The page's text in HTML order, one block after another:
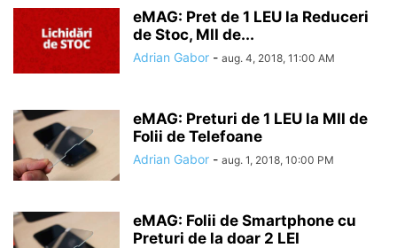
eMAG: Pret de 1 LEU la Reduceri
de Stoc, MII de...
Adrian Gabor - aug. 4, 2018, 11:00 AM
eMAG: Preturi de 1 LEU la MII de
Folii de Telefoane
Adrian Gabor - aug. 1, 2018, 10:00 PM
eMAG: Folii de Smartphone cu
Preturi de la doar 2 LEI